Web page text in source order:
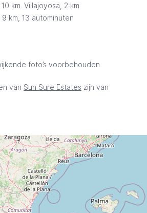
km. Villajoyosa, 2 km
9 km, 13 autominuten
foto’s voorbehouden
van Sun Sure Estates zijn van